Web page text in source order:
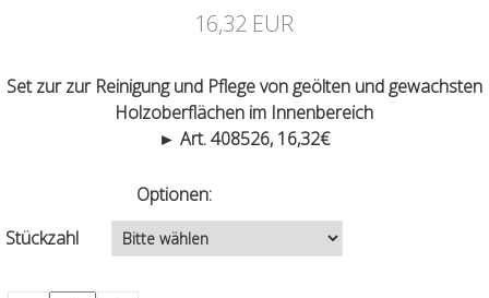
16,32 EUR
Set zur zur Reinigung und Pflege von geölten und gewachsten
Holzoberflächen im Innenbereich
► Art. 408526, 16,32€
Optionen:
Stückzahl